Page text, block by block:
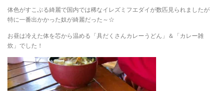
体色がすこぶる綺麗で国内では稀なイレズミフエダイが数匹見られましたが
特に一番出かかった奴が綺麗だった～☆
お昼は冷えた体を芯から温める「具だくさんカレーうどん」＆「カレー雑
炊」でした！